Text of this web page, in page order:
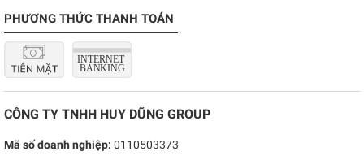
PHƯƠNG THỨC THANH TOÁN
CÔNG TY TNHH HUY DŨNG GROUP
Mã số doanh nghiệp: 0110503373